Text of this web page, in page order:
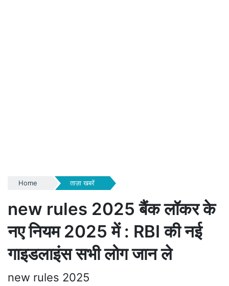
Home ताज़ा खबरें
new rules 2025 बैंक लॉकर के
नए नियम 2025 में : RBI की नई
गाइडलाइंस सभी लोग जान ले
new rules 2025